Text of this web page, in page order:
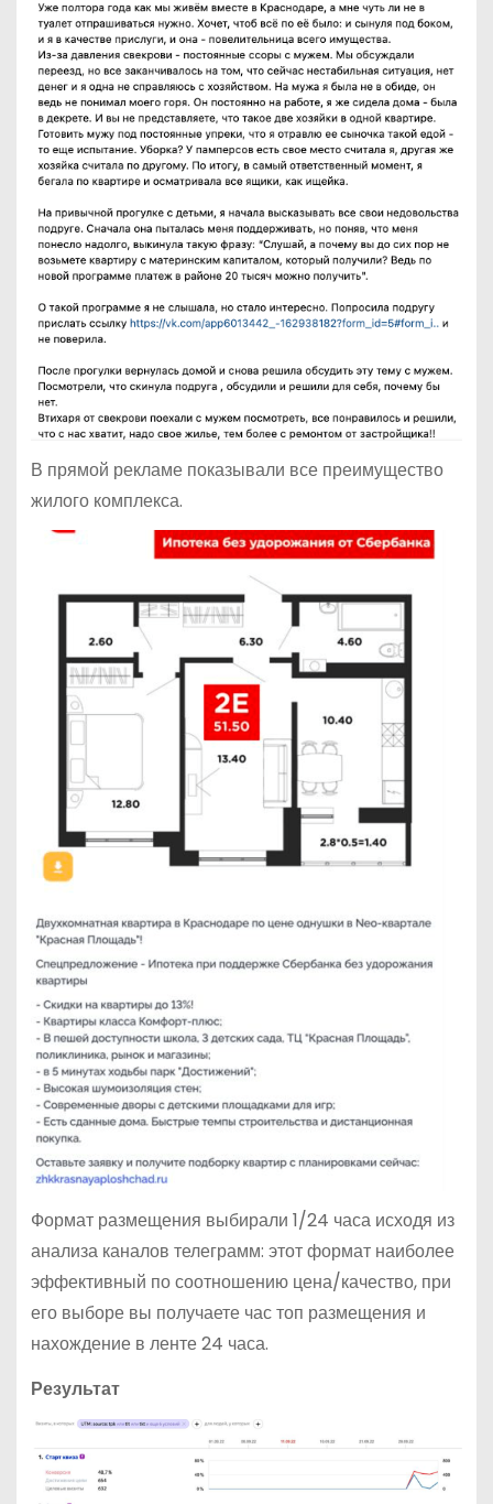
В прямой рекламе показывали все преимущество
жилого комплекса.
Формат размещения выбирали 1/24 часа исходя из
анализа каналов телеграмм: этот формат наиболее
эффективный по соотношению цена/качество, при
его выборе вы получаете час топ размещения и
нахождение в ленте 24 часа.
Результат